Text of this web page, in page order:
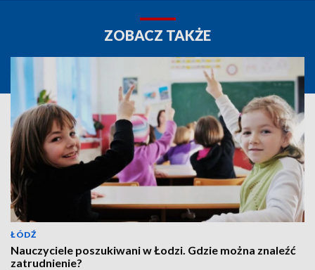
ZOBACZ TAKŻE
ŁÓDŹ
Nauczyciele poszukiwani w Łodzi. Gdzie można znaleźć
zatrudnienie?